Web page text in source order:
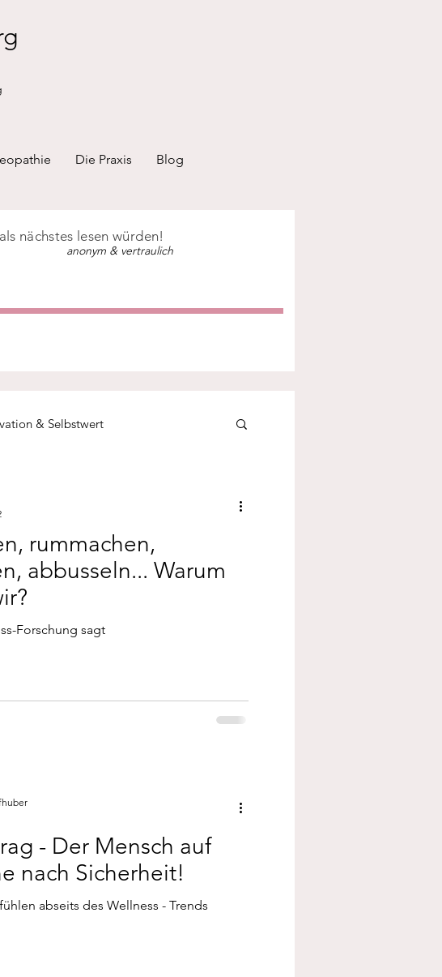
Die Praxis Blog
nächstes lesen würden!
anonym & vertraulich
& Selbstwert
rummachen,
abbusseln... Warum
Forschung sagt
- Der Mensch auf
nach Sicherheit!
abseits des Wellness - Trends